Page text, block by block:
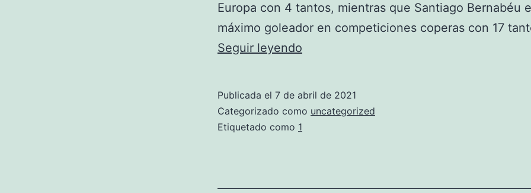
Europa con 4 tantos, mientras que Santiago Bernabéu
máximo goleador en competiciones coperas con 17
Seguir leyendo
2021
Publicada el 7 de abril de 2021
Categorizado como uncategorized
Etiquetado como 1